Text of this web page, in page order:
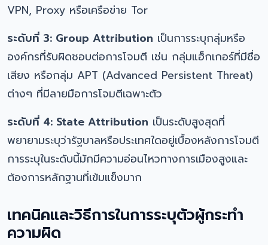
VPN, Proxy หรือเครือข่าย Tor
ระดับที่ 3: Group Attribution เป็นการระบุกลุ่มหรือ
องค์กรที่รับผิดชอบต่อการโจมตี เช่น กลุ่มแฮ็กเกอร์ที่มีชื่อ
เสียง หรือกลุ่ม APT (Advanced Persistent Threat)
ต่างๆ ที่มีลายมือการโจมตีเฉพาะตัว
ระดับที่ 4: State Attribution เป็นระดับสูงสุดที่
พยายามระบุว่ารัฐบาลหรือประเทศใดอยู่เบื้องหลังการโจมตี
การระบุในระดับนี้มักมีความอ่อนไหวทางการเมืองสูงและ
ต้องการหลักฐานที่เข้มแข็งมาก
เทคนิคและวิธีการในการระบุตัวผู้กระทำ
ความผิด